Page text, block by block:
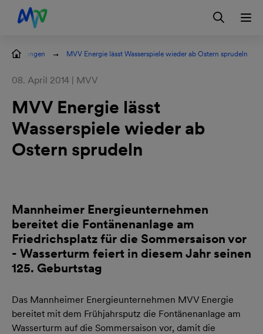
Zur Hauptnavigation springen
Zum Hauptinhalt springen
Zur Footernavigation springen
Kontakt EN Login
MVV Energie lässt Wasserspiele wieder ab Ostern sprudeln
08. April 2014 | MVV
MVV Energie lässt
Wasserspiele wieder ab
Ostern sprudeln
Mannheimer Energieunternehmen
bereitet die Fontänenanlage am
Friedrichsplatz für die Sommersaison vor
- Wasserturm feiert in diesem Jahr seinen
125. Geburtstag
Das Mannheimer Energieunternehmen MVV Energie
bereitet mit dem Frühjahrsputz die Fontänenanlage am
Wasserturm auf die Sommersaison vor, damit die